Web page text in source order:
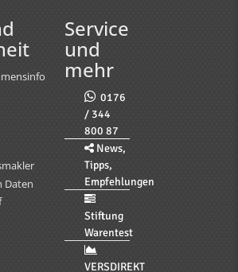
Daten
Service
und
mehr
0176
/ 344
800 87
News,
Tipps,
Empfehlungen
Stiftung
Warentest
VERSDIREKT